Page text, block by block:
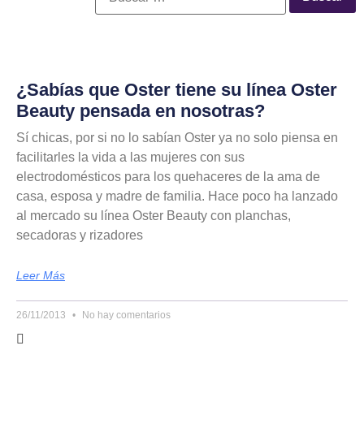
¿Sabías que Oster tiene su línea Oster
Beauty pensada en nosotras?
Sí chicas, por si no lo sabían Oster ya no solo piensa en
facilitarles la vida a las mujeres con sus
electrodomésticos para los quehaceres de la ama de
casa, esposa y madre de familia. Hace poco ha lanzado
al mercado su línea Oster Beauty con planchas,
secadoras y rizadores
Leer Más
26/11/2013 No hay comentarios